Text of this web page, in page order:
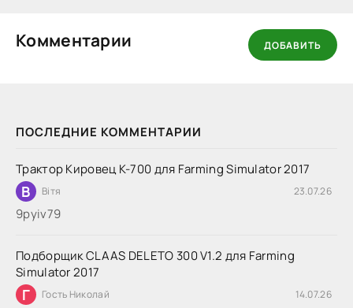
ПОСЛЕДНИЕ КОММЕНТАРИИ
Трактор Кировец К-700 для Farming Simulator 2017
В Вітя 23.07.26
9руіv79
Подборщик CLAAS DELETO 300 V1.2 для Farming
Simulator 2017
Г Гость Николай 14.07.26
Комментарии ДОБАВИТЬ